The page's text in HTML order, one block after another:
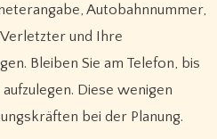
Autobahnnummer,
und Ihre
Bleiben Sie am Telefon, bis
Diese wenigen
bei der Planung.